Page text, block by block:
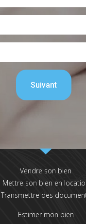
Vendre son bien
Mettre son bien en
Transmettre des
Estimer mon bien